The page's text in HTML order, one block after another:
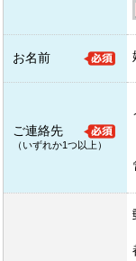
お名前
ご連絡先
（いずれか1つ以上）